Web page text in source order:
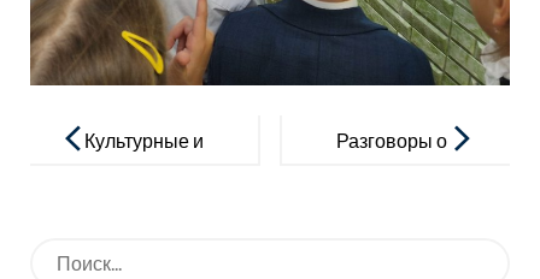
записям
Культурные и
Разговоры о
Искать: